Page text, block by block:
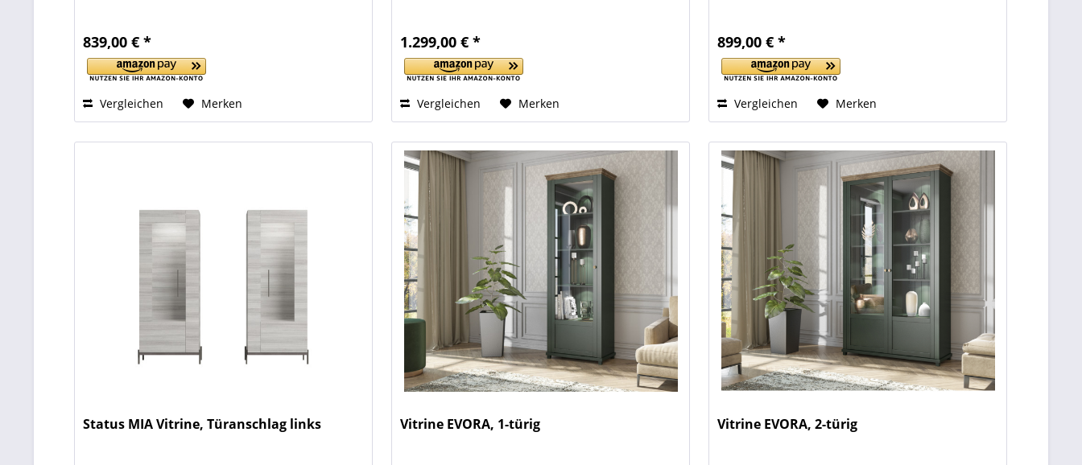
839,00 € *
Vergleichen Merken
1.299,00 € *
Vergleichen Merken
899,00 € *
Vergleichen Merken
Status MIA Vitrine, Türanschlag links Vitrine EVORA, 1-türig Vitrine EVORA, 2-türig